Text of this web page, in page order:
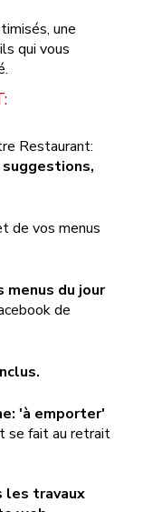
une
qui vous
Restaurant:
de vos menus
menus du jour
de
'à emporter'
se fait au retrait
les travaux